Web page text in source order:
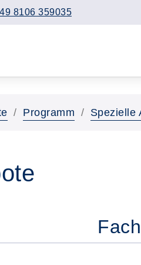
8106 359035
Programm Spezielle